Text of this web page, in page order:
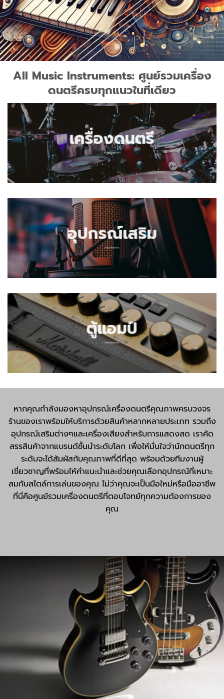
All Music Instruments: ศูนย์รวมเครื่อง
ดนตรีครบทุกแนวในที่เดียว
เครื่องดนตรี
อุปกรณ์เสริม
ตู้แอมป์
หากคุณกำลังมองหาอุปกรณ์เครื่องดนตรีคุณภาพครบวงจร
ร้านของเราพร้อมให้บริการด้วยสินค้าหลากหลายประเภท รวมถึง
อุปกรณ์เสริมต่างๆและเครื่องเสียงสำหรับการแสดงสด เราคัด
สรรสินค้าจากแบรนด์ชั้นนำระดับโลก เพื่อให้มั่นใจว่านักดนตรีทุก
ระดับจะได้สัมผัสกับคุณภาพที่ดีที่สุด พร้อมด้วยทีมงานผู้
เชี่ยวชาญที่พร้อมให้คำแนะนำและช่วยคุณเลือกอุปกรณ์ที่เหมาะ
สมกับสไตล์การเล่นของคุณ ไม่ว่าคุณจะเป็นมือใหม่หรือมืออาชีพ
ที่นี่คือศูนย์รวมเครื่องดนตรีที่ตอบโจทย์ทุกความต้องการของ
คุณ